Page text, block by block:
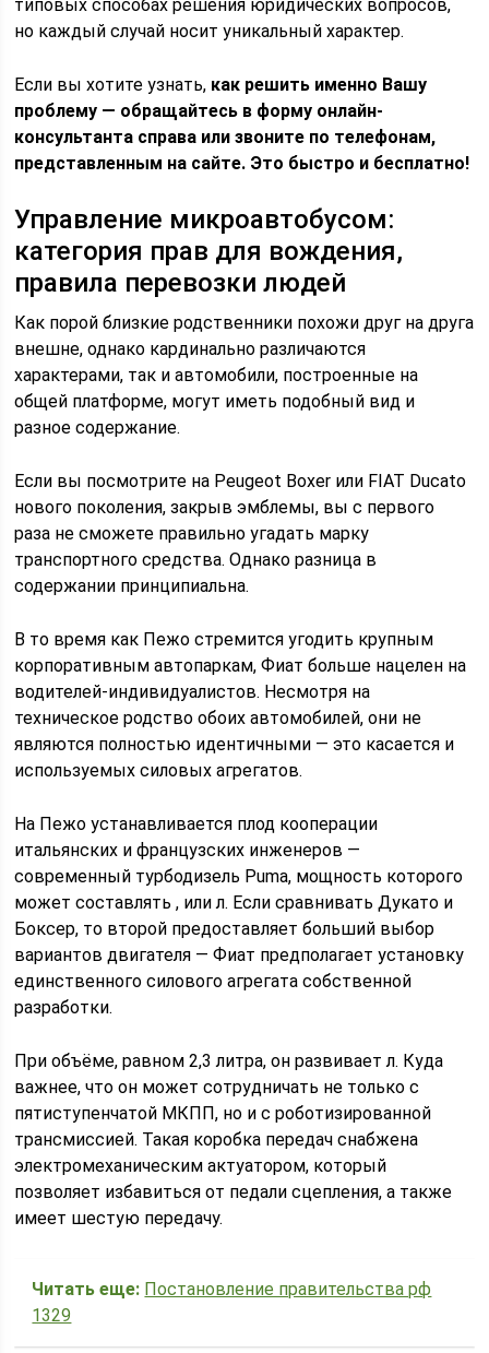
типовых способах решения юридических вопросов,
но каждый случай носит уникальный характер.
Если вы хотите узнать, как решить именно Вашу
проблему — обращайтесь в форму онлайн-
консультанта справа или звоните по телефонам,
представленным на сайте. Это быстро и бесплатно!
Управление микроавтобусом:
категория прав для вождения,
правила перевозки людей
Как порой близкие родственники похожи друг на друга
внешне, однако кардинально различаются
характерами, так и автомобили, построенные на
общей платформе, могут иметь подобный вид и
разное содержание.
Если вы посмотрите на Peugeot Boxer или FIAT Ducato
нового поколения, закрыв эмблемы, вы с первого
раза не сможете правильно угадать марку
транспортного средства. Однако разница в
содержании принципиальна.
В то время как Пежо стремится угодить крупным
корпоративным автопаркам, Фиат больше нацелен на
водителей-индивидуалистов. Несмотря на
техническое родство обоих автомобилей, они не
являются полностью идентичными — это касается и
используемых силовых агрегатов.
На Пежо устанавливается плод кооперации
итальянских и французских инженеров —
современный турбодизель Puma, мощность которого
может составлять , или л. Если сравнивать Дукато и
Боксер, то второй предоставляет больший выбор
вариантов двигателя — Фиат предполагает установку
единственного силового агрегата собственной
разработки.
При объёме, равном 2,3 литра, он развивает л. Куда
важнее, что он может сотрудничать не только с
пятиступенчатой МКПП, но и с роботизированной
трансмиссией. Такая коробка передач снабжена
электромеханическим актуатором, который
позволяет избавиться от педали сцепления, а также
имеет шестую передачу.
Читать еще: Постановление правительства рф
1329